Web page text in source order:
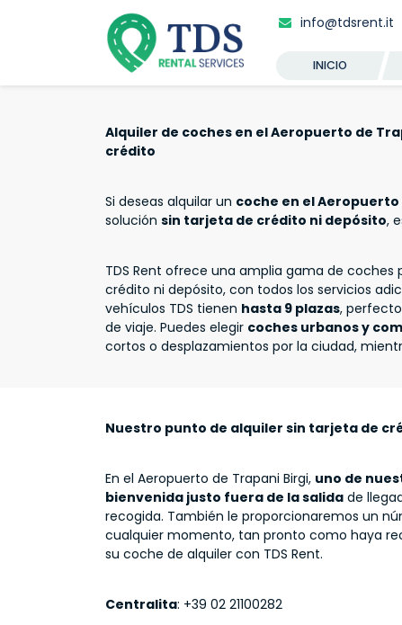
info@tdsrent.it
INICIO
Alquiler de coches en el Aeropuerto de
crédito
Si deseas alquilar un coche en el
solución sin tarjeta de crédito ni depósito,
TDS Rent ofrece una amplia gama de coches
crédito ni depósito, con todos los servicios
vehículos TDS tienen hasta 9 plazas,
de viaje. Puedes elegir coches urbanos y
cortos o desplazamientos por la ciudad,
Nuestro punto de alquiler sin tarjeta de
En el Aeropuerto de Trapani Birgi, uno de
bienvenida justo fuera de la salida de
recogida. También le proporcionaremos un
cualquier momento, tan pronto como haya
su coche de alquiler con TDS Rent.
Centralita: +39 02 21100282